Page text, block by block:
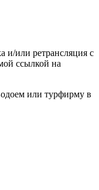
и/или ретрансляция с
ссылкой на
или турфирму в